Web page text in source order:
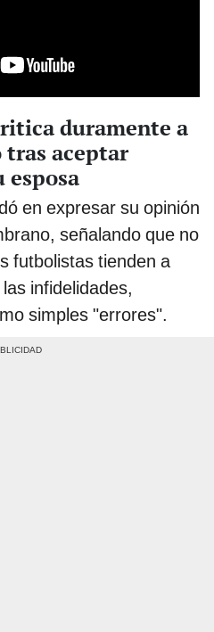
duramente a
tras aceptar
esposa
en expresar su opinión
señalando que no
futbolistas tienden a
infidelidades,
simples "errores".